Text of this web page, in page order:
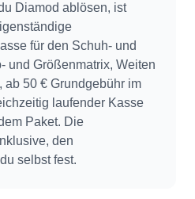
Diamod ablösen, ist
für den Schuh- und
und Größenmatrix, Weiten
ab 50 € Grundgebühr im
laufender Kasse
Paket. Die
den
selbst fest.